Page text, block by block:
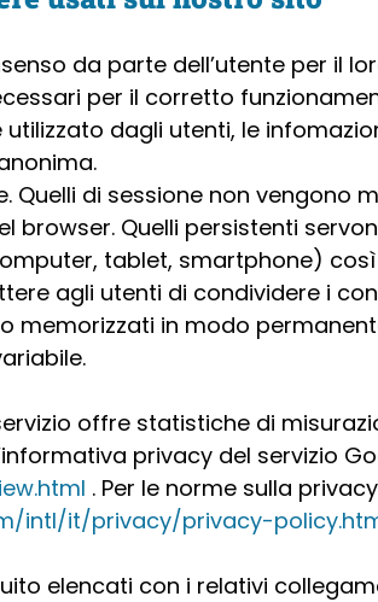
da parte dell’utente per il
per il corretto
dagli utenti, le
Quelli di sessione non vengono
Quelli persistenti
tablet, smartphone)
agli utenti di condividere i
memorizzati in modo
offre statistiche di
privacy del servizio
. Per le norme sulla
intl/it/privacy/privacy-
elencati con i relativi